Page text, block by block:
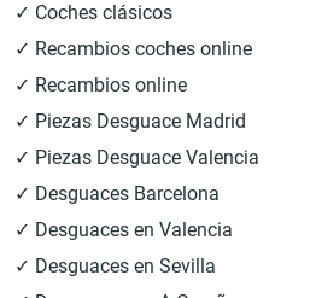
✓ Coches clásicos
✓ Recambios coches online
✓ Recambios online
✓ Piezas Desguace Madrid
✓ Piezas Desguace Valencia
✓ Desguaces Barcelona
✓ Desguaces en Valencia
✓ Desguaces en Sevilla